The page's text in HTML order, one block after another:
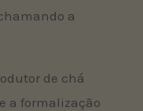
a
de chá
a formalização